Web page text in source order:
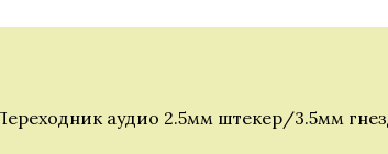
аудио 2.5мм штекер/3.5мм